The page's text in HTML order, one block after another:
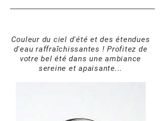
Couleur du ciel d'été et des étendues
d'eau raffraîchissantes ! Profitez de
votre bel été dans une ambiance
sereine et apaisante...